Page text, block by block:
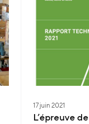
17 juin 2021
L’épreuve